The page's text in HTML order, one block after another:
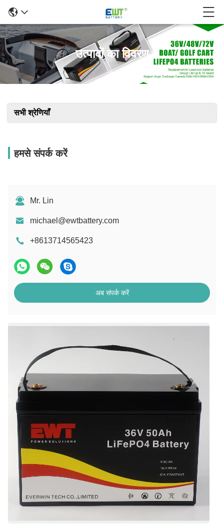
उत्पादों का विवरण
सभी श्रेणियाँ
हमसे संपर्क करें
Mr. Lin
michael@ewtbattery.com
+8613714565423
अब संपर्क करें